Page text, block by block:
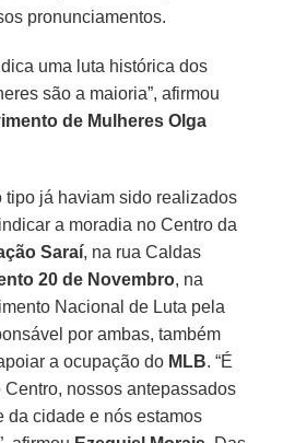
pronunciamentos.
uma luta histórica dos
são a maioria”, afirmou
de Mulheres Olga
tipo já haviam sido realizados
a moradia no Centro da
Saraí, na rua Caldas
20 de Novembro, na
Nacional de Luta pela
por ambas, também
a ocupação do MLB. “É
nossos antepassados
da cidade e nós estamos